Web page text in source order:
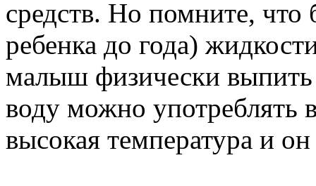
средств. Но помните,
ребенка до года)
малыш физически
воду можно употреблять
высокая температура и